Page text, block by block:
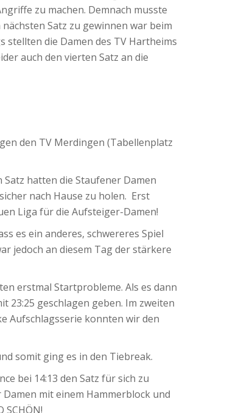
zu machen. Demnach musste
Satz zu gewinnen war beim
die Damen des TV Hartheims
auch den vierten Satz an die
den TV Merdingen (Tabellenplatz
hatten die Staufener Damen
nach Hause zu holen. Erst
Liga für die Aufsteiger-Damen!
es ein anderes, schwereres Spiel
jedoch an diesem Tag der stärkere
erstmal Startprobleme. Als es dann
23:25 geschlagen geben. Im zweiten
Aufschlagsserie konnten wir den
somit ging es in den Tiebreak.
bei 14:13 den Satz für sich zu
mit einem Hammerblock und
SCHÖN!